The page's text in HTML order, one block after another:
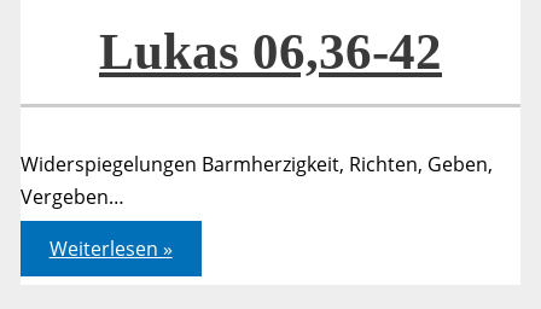
Lukas 06,36-42
Widerspiegelungen Barmherzigkeit, Richten, Geben,
Vergeben…
Lukas
06,36-
42
Weiterlesen »